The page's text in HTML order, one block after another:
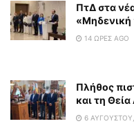
ΠτΔ στα
«Μηδενική
14 ΏΡΕΣ AGO
Πλήθος
και τη
6